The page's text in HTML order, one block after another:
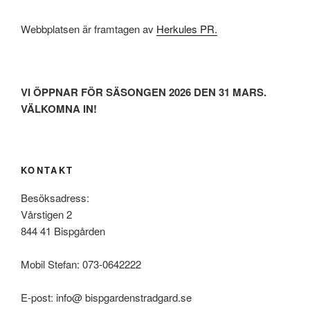
Webbplatsen är framtagen av Herkules PR.
VI ÖPPNAR FÖR SÄSONGEN 2026 DEN 31 MARS.
VÄLKOMNA IN!
KONTAKT
Besöksadress:
Vårstigen 2
844 41 Bispgården
Mobil Stefan: 073-0642222
E-post: info@ bispgardenstradgard.se